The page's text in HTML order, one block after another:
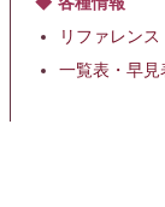
リファレンス
一覧表・早見